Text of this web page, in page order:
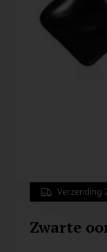
Verzending
Zwarte